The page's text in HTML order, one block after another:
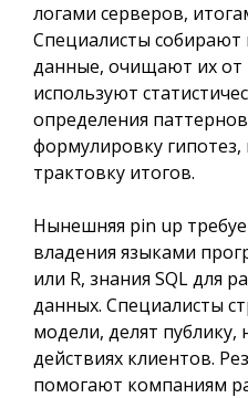
логами серверов,
Специалисты собирают
данные, очищают их от
используют
определения
формулировку
трактовку итогов.
Нынешняя pin up
владения языками
или R, знания SQL для
данных. Специалисты
модели, делят публику,
действиях клиентов.
помогают компаниям